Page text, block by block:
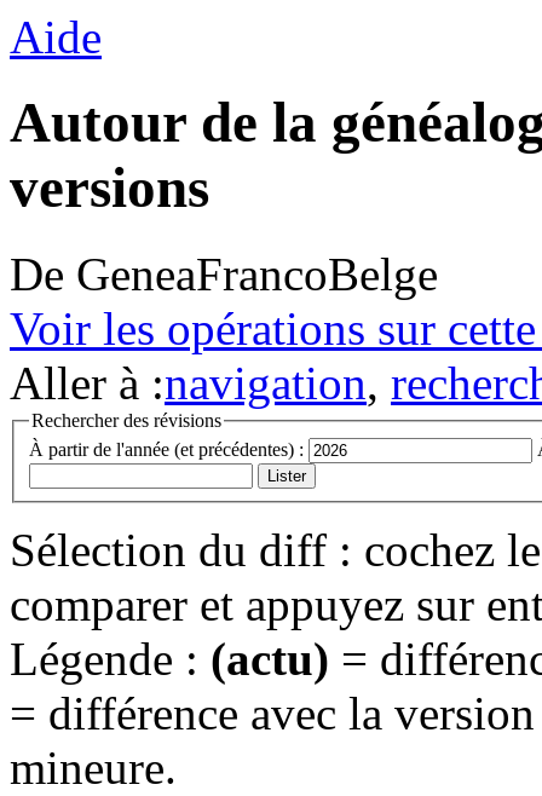
Aide
Autour de la
versions
De GeneaFrancoBelge
Voir les opérations sur
Aller à :navigation,
Rechercher des révisions
À partir de l'année (et précédentes) :
Sélection du diff : cochez
comparer et appuyez sur
Légende : (actu) =
= différence avec la
mineure.